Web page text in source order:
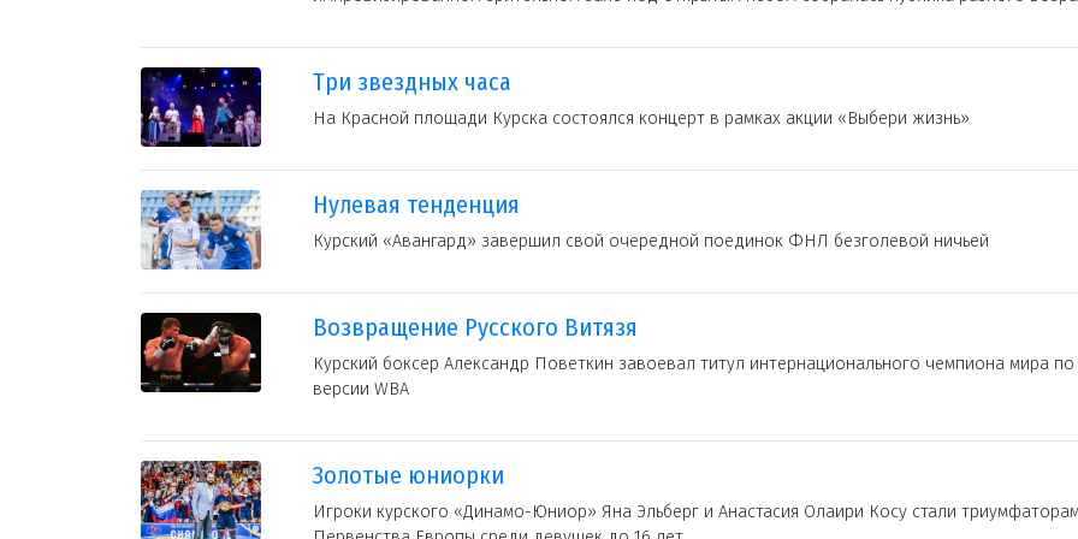
Три звездных часа
На Красной площади Курска состоялся концерт в рамках акции «Выбери жизнь»
Нулевая тенденция
Курский «Авангард» завершил свой очередной поединок ФНЛ безголевой ничьей
Возвращение Русского Витязя
Курский боксер Александр Поветкин завоевал титул интернационального чемпиона мира по
версии WBA
Золотые юниорки
Игроки курского «Динамо-Юниор» Яна Эльберг и Анастасия Олаири Косу стали